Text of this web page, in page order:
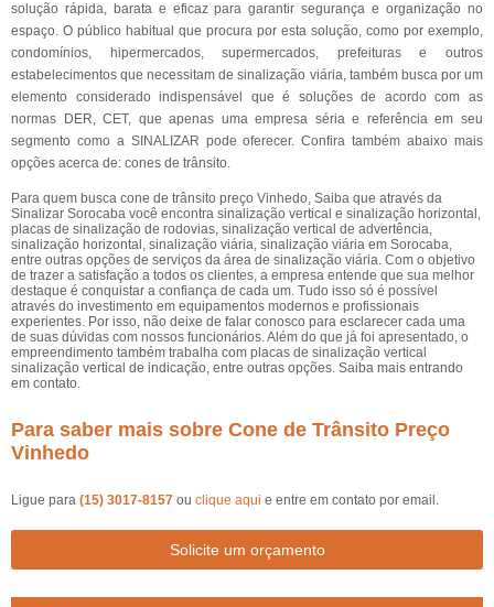
solução rápida, barata e eficaz para garantir segurança e organização no
espaço. O público habitual que procura por esta solução, como por exemplo,
condomínios, hipermercados, supermercados, prefeituras e outros
estabelecimentos que necessitam de sinalização viária, também busca por um
elemento considerado indispensável que é soluções de acordo com as
normas DER, CET, que apenas uma empresa séria e referência em seu
segmento como a SINALIZAR pode oferecer. Confira também abaixo mais
opções acerca de: cones de trânsito.
Para quem busca cone de trânsito preço Vinhedo, Saiba que através da
Sinalizar Sorocaba você encontra sinalização vertical e sinalização horizontal,
placas de sinalização de rodovias, sinalização vertical de advertência,
sinalização horizontal, sinalização viária, sinalização viária em Sorocaba,
entre outras opções de serviços da área de sinalização viária. Com o objetivo
de trazer a satisfação a todos os clientes, a empresa entende que sua melhor
destaque é conquistar a confiança de cada um. Tudo isso só é possível
através do investimento em equipamentos modernos e profissionais
experientes. Por isso, não deixe de falar conosco para esclarecer cada uma
de suas dúvidas com nossos funcionários. Além do que já foi apresentado, o
empreendimento também trabalha com placas de sinalização vertical
sinalização vertical de indicação, entre outras opções. Saiba mais entrando
em contato.
Para saber mais sobre Cone de Trânsito Preço
Vinhedo
Ligue para (15) 3017-8157 ou clique aqui e entre em contato por email.
Solicite um orçamento